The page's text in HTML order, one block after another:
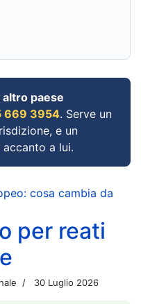
paese
669 3954. Serve un
e un
a lui.
cosa cambia da
per reati
30 Luglio 2026